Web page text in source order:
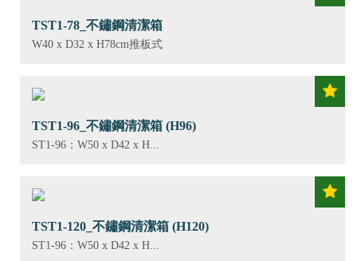
TST1-78_不鏽鋼清潔箱
W40 x D32 x H78cm推板式
TST1-96_不鏽鋼清潔箱 (H96)
ST1-96：W50 x D42 x H...
TST1-120_不鏽鋼清潔箱 (H120)
ST1-96：W50 x D42 x H...